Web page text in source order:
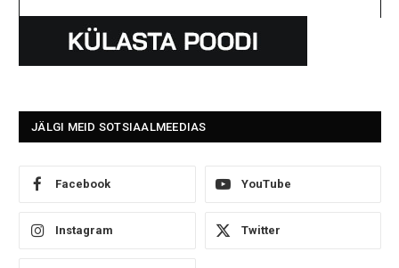
JÄLGI MEID SOTSIAALMEEDIAS
Facebook YouTube
Instagram Twitter